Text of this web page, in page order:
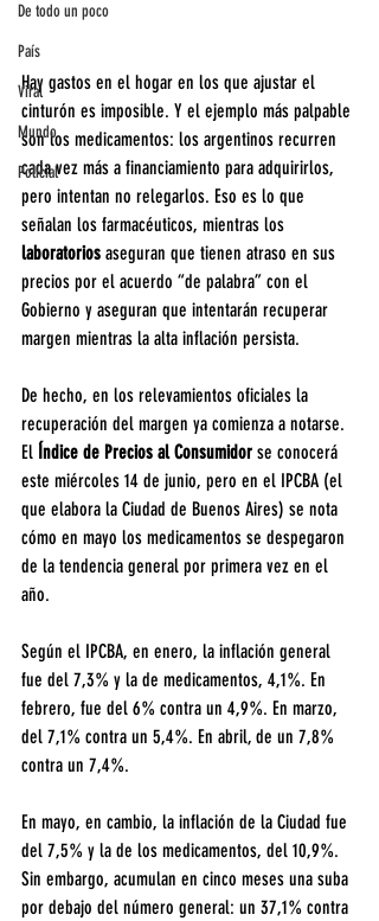
De todo un poco
País
Viral
Mundo
Policial
Hay gastos en el hogar en los que ajustar el
cinturón es imposible. Y el ejemplo más palpable
son los medicamentos: los argentinos recurren
cada vez más a financiamiento para adquirirlos,
pero intentan no relegarlos. Eso es lo que
señalan los farmacéuticos, mientras los
laboratorios aseguran que tienen atraso en sus
precios por el acuerdo “de palabra” con el
Gobierno y aseguran que intentarán recuperar
margen mientras la alta inflación persista.
De hecho, en los relevamientos oficiales la
recuperación del margen ya comienza a notarse.
El Índice de Precios al Consumidor se conocerá
este miércoles 14 de junio, pero en el IPCBA (el
que elabora la Ciudad de Buenos Aires) se nota
cómo en mayo los medicamentos se despegaron
de la tendencia general por primera vez en el
año.
Según el IPCBA, en enero, la inflación general
fue del 7,3% y la de medicamentos, 4,1%. En
febrero, fue del 6% contra un 4,9%. En marzo,
del 7,1% contra un 5,4%. En abril, de un 7,8%
contra un 7,4%.
En mayo, en cambio, la inflación de la Ciudad fue
del 7,5% y la de los medicamentos, del 10,9%.
Sin embargo, acumulan en cinco meses una suba
por debajo del número general: un 37,1% contra